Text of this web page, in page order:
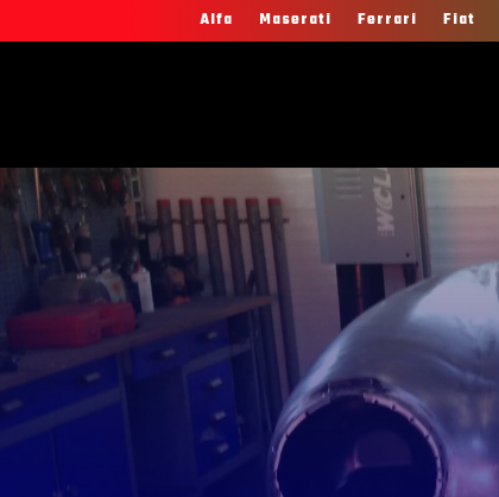
Alfa Maserati Ferrari Fiat